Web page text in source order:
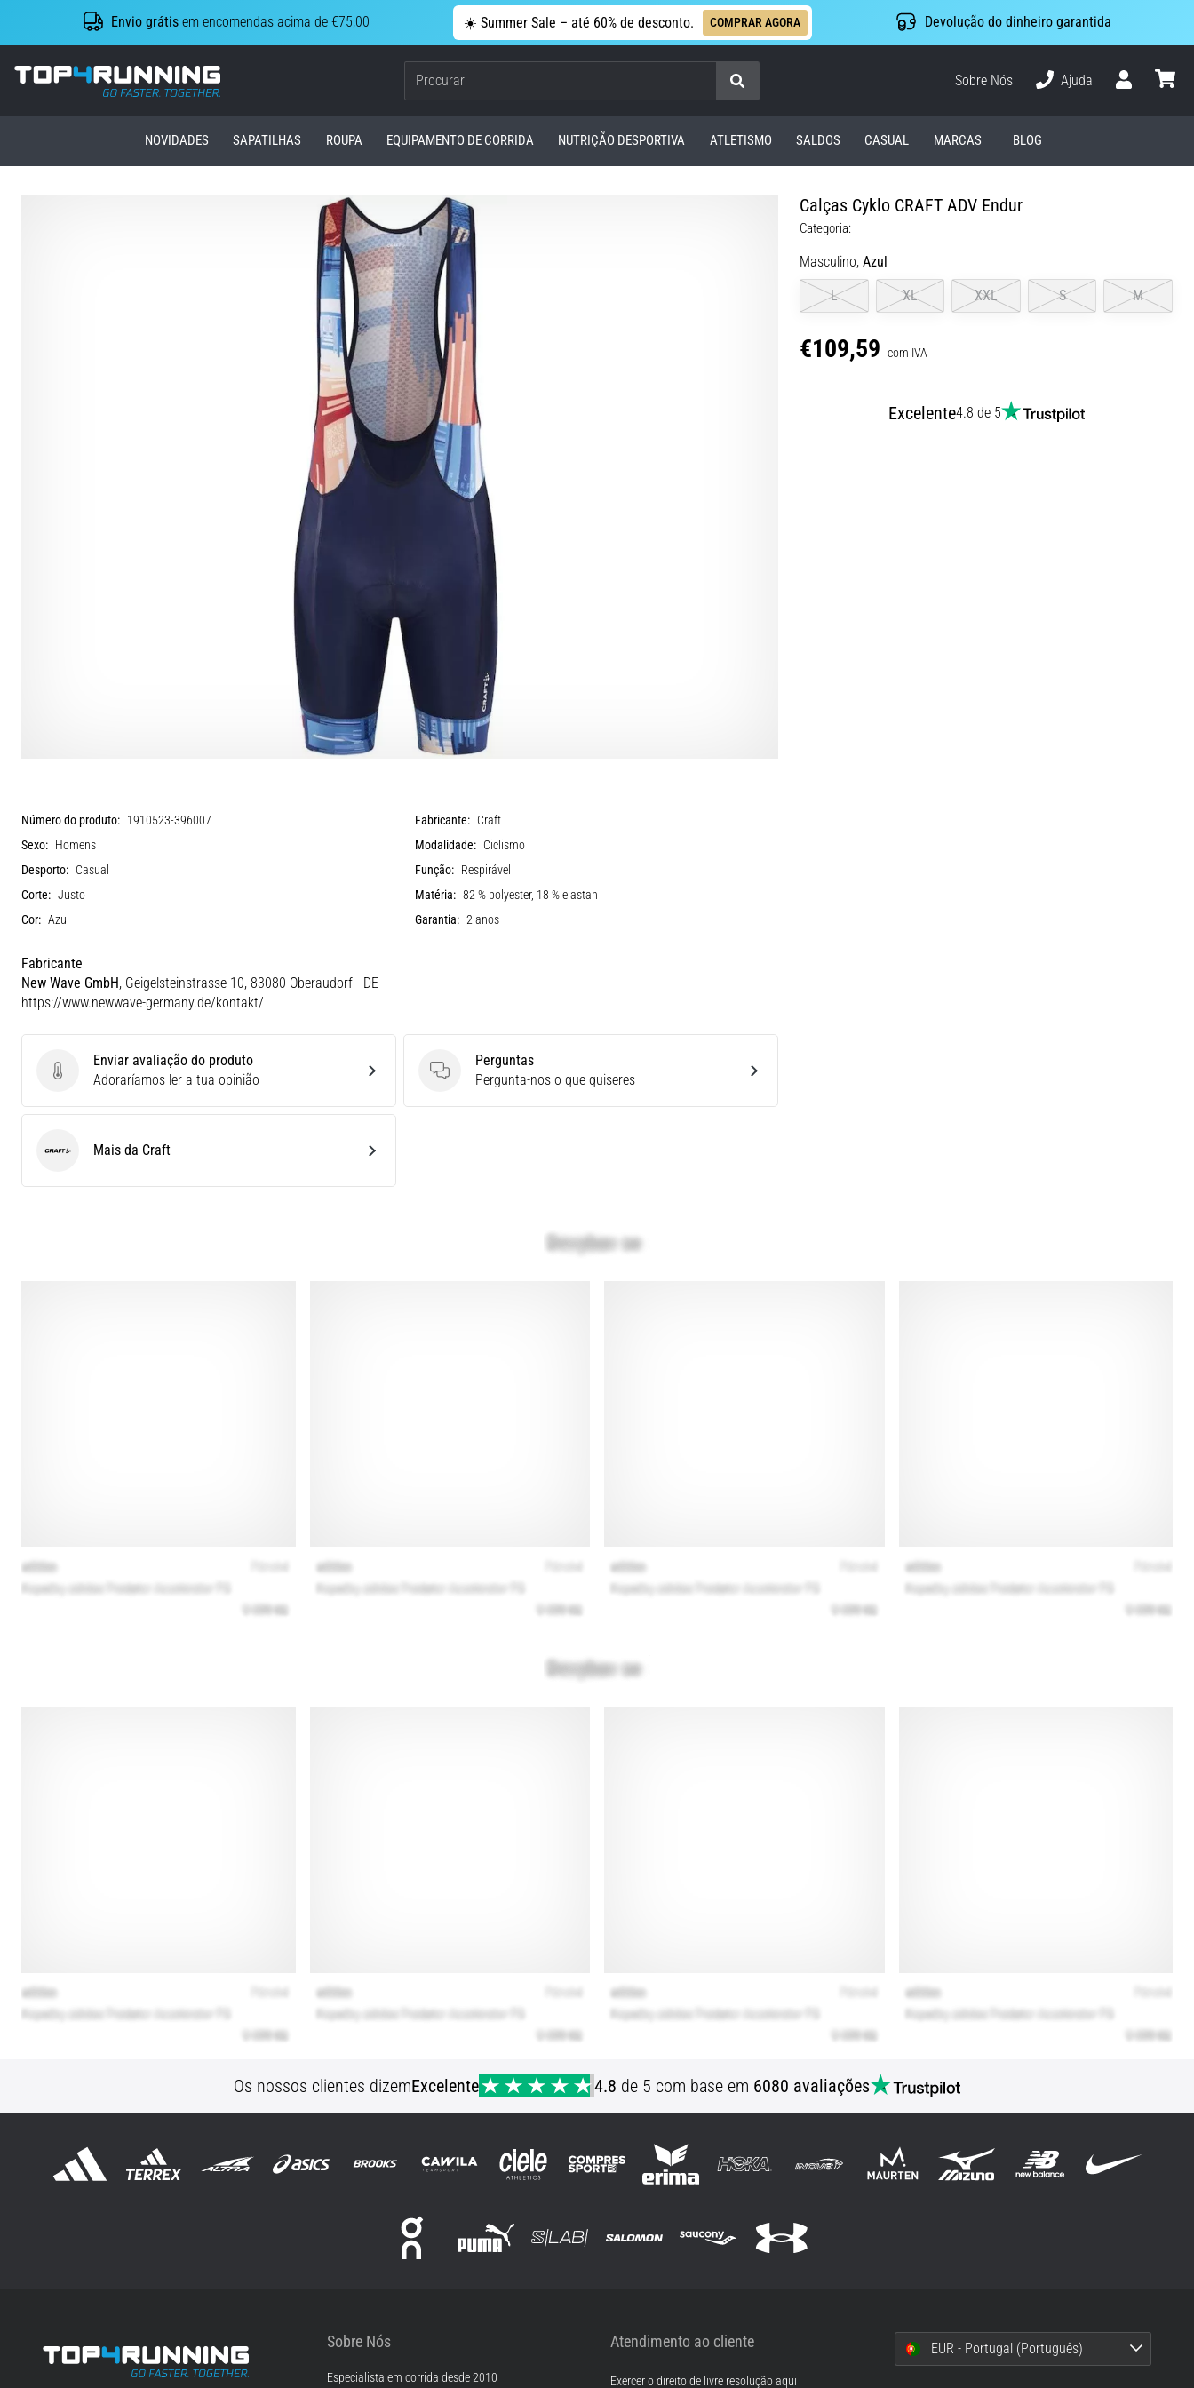
Envio grátis em encomendas acima de €75,00 ☀️ Summer Sale – até 60% de desconto. COMPRAR AGORA Devolução do dinheiro garantida
Top4Running.pt
Procurar
Sobre Nós
Ajuda
NOVIDADES SAPATILHAS ROUPA EQUIPAMENTO DE CORRIDA NUTRIÇÃO DESPORTIVA ATLETISMO SALDOS CASUAL MARCAS BLOG
Calças Cyklo CRAFT ADV Endur
Categoria:
Masculino, Azul
L
XL XXL S M
€109,59 com IVA
Excelente4.8 de 5
Número do produto: 1910523-396007 Fabricante: Craft
Sexo: Homens Modalidade: Ciclismo
Desporto: Casual Função: Respirável
Corte: Justo Matéria: 82 % polyester, 18 % elastan
Cor: Azul Garantia: 2 anos
Fabricante
New Wave GmbH, Geigelsteinstrasse 10, 83080 Oberaudorf - DE
https://www.newwave-germany.de/kontakt/
Enviar avaliação do produto
Enviar avaliação do produto
Adoraríamos ler a tua opinião
Perguntas
Perguntas
Pergunta-nos o que quiseres
Craft Mais da Craft
Os nossos clientes dizemExcelente 4.8 de 5 com base em 6080 avaliações
Sobre Nós
Especialista em corrida desde 2010
Atendimento ao cliente
Exercer o direito de livre resolução aqui
EUR - Portugal (Português)